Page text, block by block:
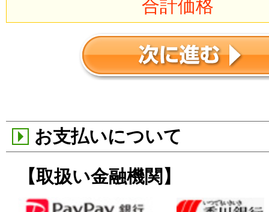
合計価格
お支払いについて
【取扱い金融機関】